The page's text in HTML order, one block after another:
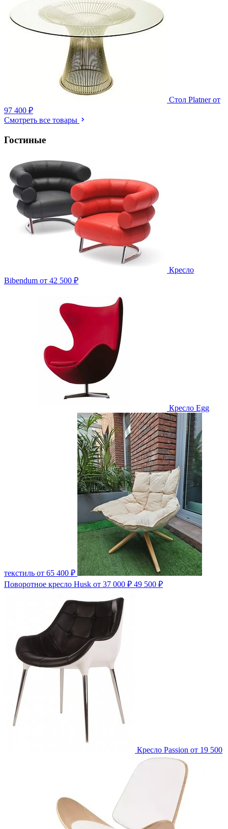
Стол Platner от
97 400 ₽
Смотреть все товары
Гостиные
Кресло
Bibendum от 42 500 ₽
Кресло Egg
текстиль от 65 400 ₽
Поворотное кресло Husk от 37 000 ₽ 49 500 ₽
Кресло Passion от 19 500